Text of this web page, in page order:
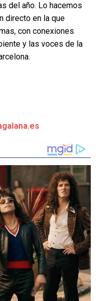
del año. Lo hacemos
directo en la que
con conexiones
y las voces de la